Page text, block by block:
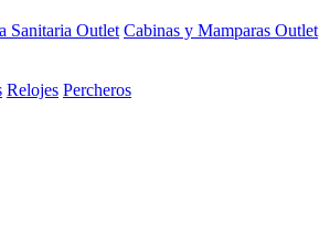
Sanitaria Outlet Cabinas y Mamparas Outlet
Relojes Percheros